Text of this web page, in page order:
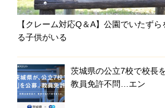
【クレーム対応Q＆A】公園でいたず
る子供がいる
茨城県の公立7校で校長を
教員免許不問…エン